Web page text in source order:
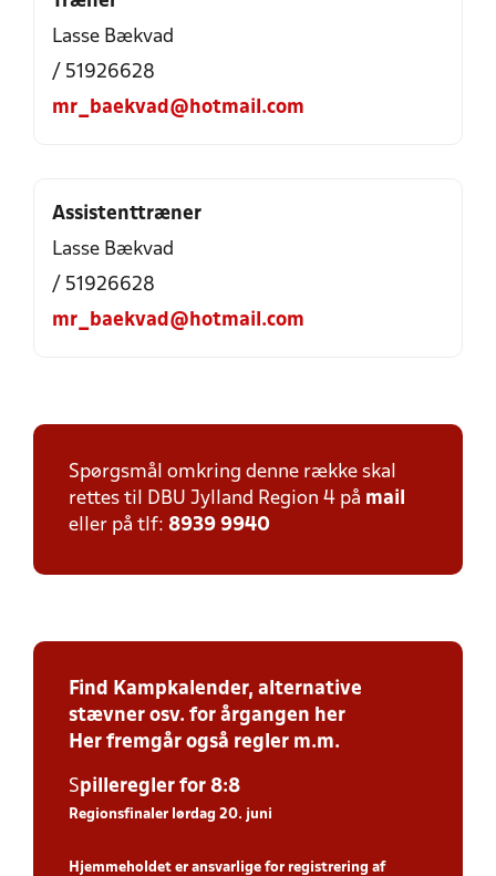
Lasse Bækvad
/ 51926628
mr_baekvad@hotmail.com
Assistenttræner
Lasse Bækvad
/ 51926628
mr_baekvad@hotmail.com
Spørgsmål omkring denne række skal
rettes til DBU Jylland Region 4 på mail
eller på tlf: 8939 9940
Find Kampkalender, alternative
stævner osv. for årgangen her
Her fremgår også regler m.m.
Spilleregler for 8:8
Regionsfinaler lørdag 20. juni
Hjemmeholdet er ansvarlige for registrering af